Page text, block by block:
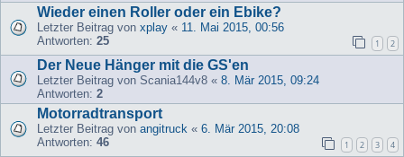
Wieder einen Roller oder ein Ebike?
Letzter Beitrag von xplay « 11. Mai 2015, 00:56
Antworten: 25 1 2
Der Neue Hänger mit die GS'en
Letzter Beitrag von Scania144v8 « 8. Mär 2015, 09:24
Antworten: 2
Motorradtransport
Letzter Beitrag von angitruck « 6. Mär 2015, 20:08
Antworten: 46 1 2 3 4